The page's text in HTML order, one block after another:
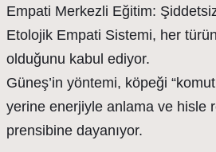
Empati Merkezli Eğitim:
Etolojik Empati Sistemi, her
olduğunu kabul ediyor.
Güneş’in yöntemi, köpeği
yerine enerjiyle anlama ve hisle
prensibine dayanıyor.